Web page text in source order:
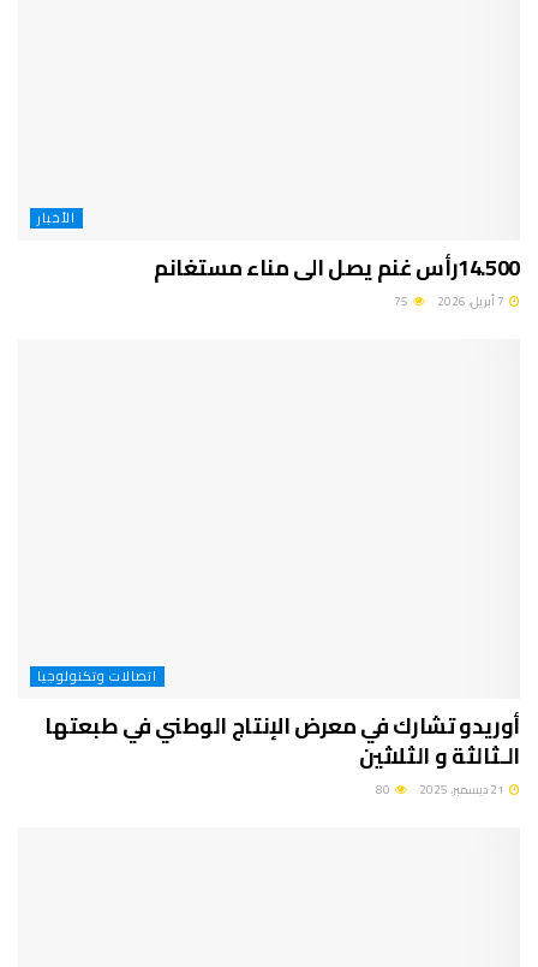
الأخبار
14.500رأس غنم يصل الى مناء مستغانم
اتصالات وتكنولوجيا
أوريدو تشارك في معرض الإنتاج الوطني في طبعتها
الـثالثة و الثلاثين